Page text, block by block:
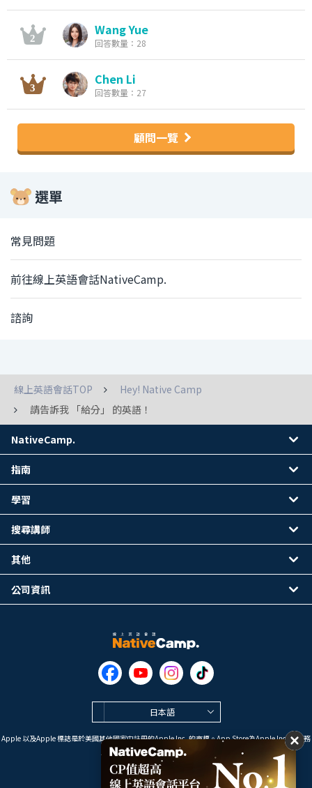
Wang Yue
回答數量：28
Chen Li
回答數量：27
顧問一覽
選單
常見問題
前往線上英語會話NativeCamp.
諮詢
線上英語會話TOP
Hey! Native Camp
請告訴我 「給分」 的英語！
日本語
Apple 以及Apple 標誌是於美國其他國家中註冊的Apple Inc. 的商標。App Store為Apple Inc. 的服務
標誌。
Google Play是 Google LLC 的商標。
NativeCamp.
指南
學習
搜尋講師
其他
公司資訊